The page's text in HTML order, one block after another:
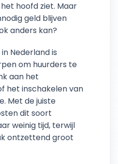
hoofd ziet. Maar
geld blijven
anders kan?
Nederland is
om huurders te
aan het
het inschakelen van
Met de juiste
dit soort
weinig tijd, terwijl
ontzettend groot